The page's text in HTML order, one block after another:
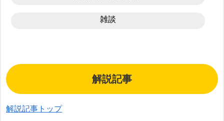
雑談
解説記事
解説記事トップ